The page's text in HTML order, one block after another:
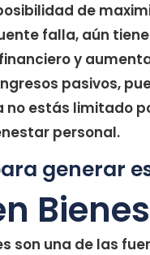
de
falla, aún
y
pasivos,
no estás limitado
personal.
generar
son una de las